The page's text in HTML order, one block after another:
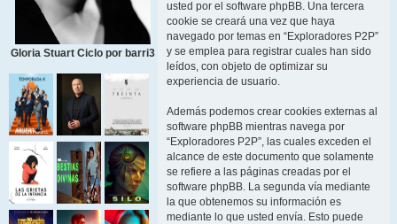
Gloria Stuart Ciclo por barri3
usted por el software phpBB. Una tercera
cookie se creará una vez que haya
navegado por temas en “Exploradores P2P”
y se emplea para registrar cuales han sido
leídos, con objeto de optimizar su
experiencia de usuario.
Además podemos crear cookies externas al
software phpBB mientras navega por
“Exploradores P2P”, las cuales exceden el
alcance de este documento que solamente
se refiere a las páginas creadas por el
software phpBB. La segunda vía mediante
la que obtenemos su información es
mediante lo que usted envía. Esto puede